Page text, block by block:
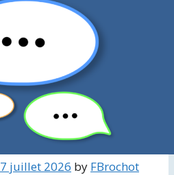
7 juillet 2026 by FBrochot